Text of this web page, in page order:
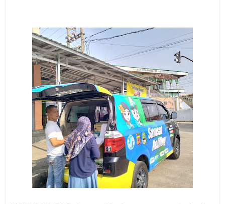
Warga Mulai Kesulitan Air Bersih Akibat Kekeringan,
Polres Kuningan dan PAM Tirta Kamuning Salurakan
12 Ribu Liter
Uniku Jadi Tuan Rumah Pendampingan Penyusunan
Dokumen SPMI
Sudahkah Kita Merdeka Dari Hawa Nafsu?
Info Sembako di Pasar Kepuh Kuningan Kamis 6
Agustus 2026, Daging Naik, Telur Turun
Agenda Kegiatan Bupati Kuningan Jumat 7 Agustus
2026 Ada Tiga, Tapi yang Bakal Dihadiri Hanya Satu
Ini Empat Lokasi Samsat Keliling Kuningan Jumat 7
Agustus 2026